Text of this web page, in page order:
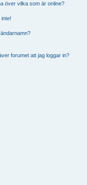
över vilka som är online?
forumet att jag loggar in?